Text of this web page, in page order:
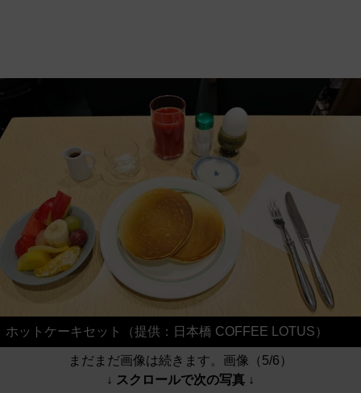
ホットケーキセット（提供：日本橋 COFFEE LOTUS）
まだまだ画像は続きます。画像（5/6）
↓ スクロールで次の写真 ↓